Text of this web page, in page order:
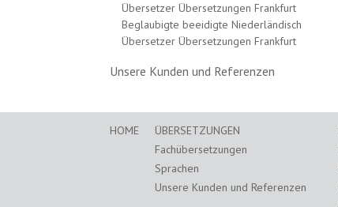
Übersetzer Übersetzungen Frankfurt
Beglaubigte beeidigte Niederländisch
Übersetzer Übersetzungen Frankfurt
Unsere Kunden und Referenzen
HOME
ÜBERSETZUNGEN
Fachübersetzungen
Sprachen
Unsere Kunden und Referenzen